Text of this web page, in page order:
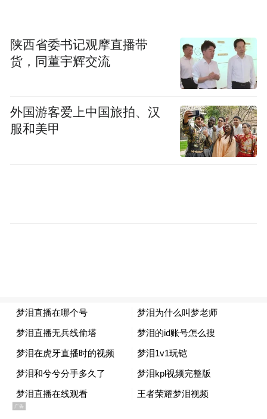
山政府代表”双重身份寄语，发出“看见高
明、携手高明、共享高明”的邀约，希望更多
东北朋友到佛山高明安家、创业、旅居。
佛山市高明区委书记姜岳新从“宜居、宜业、
宜游”三维度，全面推介高明的城市价值。他
表示，高明作为佛山的重要组成部分，不仅
制造业基础雄厚、产业生态优良，更坐拥“六
陕西省委书记观摩直播带
货，同董宇辉交流
外国游客爱上中国旅拍、汉
服和美甲